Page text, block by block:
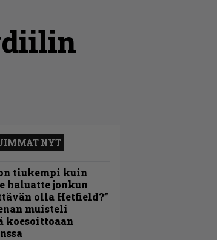
NYT
tiukempi kuin
haluatte jonkun
olla Hetfield?”
muisteli
koesoittoaan